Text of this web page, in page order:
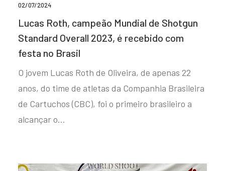
02/07/2024
Lucas Roth, campeão Mundial de Shotgun
Standard Overall 2023, é recebido com
festa no Brasil
O jovem Lucas Roth de Oliveira, de apenas 22
anos, do time de atletas da Companhia Brasileira
de Cartuchos (CBC), foi o primeiro brasileiro a
alcançar o…